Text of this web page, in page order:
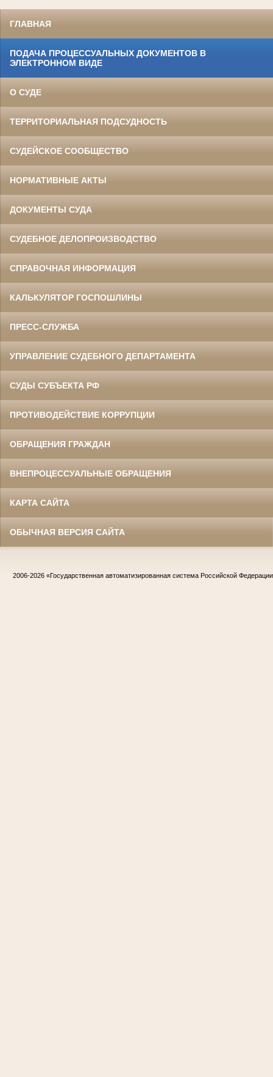
ГЛАВНАЯ
ПОДАЧА ПРОЦЕССУАЛЬНЫХ ДОКУМЕНТОВ В
ЭЛЕКТРОННОМ ВИДЕ
О СУДЕ
ТЕРРИТОРИАЛЬНАЯ ПОДСУДНОСТЬ
СУДЕЙСКОЕ СООБЩЕСТВО
НОРМАТИВНЫЕ АКТЫ
ДОКУМЕНТЫ СУДА
СУДЕБНОЕ ДЕЛОПРОИЗВОДСТВО
СПРАВОЧНАЯ ИНФОРМАЦИЯ
КАЛЬКУЛЯТОР ГОСПОШЛИНЫ
ПРЕСС-СЛУЖБА
УПРАВЛЕНИЕ СУДЕБНОГО ДЕПАРТАМЕНТА
СУДЫ СУБЪЕКТА РФ
ПРОТИВОДЕЙСТВИЕ КОРРУПЦИИ
ОБРАЩЕНИЯ ГРАЖДАН
ВНЕПРОЦЕССУАЛЬНЫЕ ОБРАЩЕНИЯ
КАРТА САЙТА
ОБЫЧНАЯ ВЕРСИЯ САЙТА
2006-2026 «Государственная автоматизированная система Российской